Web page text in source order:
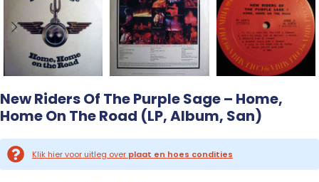
New Riders Of The Purple Sage – Home,
Home On The Road (LP, Album, San)
Klik hier voor uitleg over plaat en hoes condities